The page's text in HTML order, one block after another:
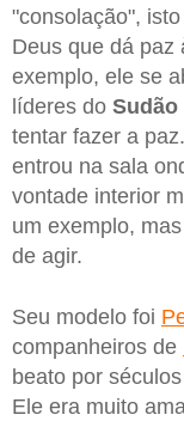
"consolação",
Deus que dá paz
exemplo, ele se
líderes do Sudão
tentar fazer a
entrou na sala
vontade interior
um exemplo,
de agir.
Seu modelo foi
companheiros de
beato por
Ele era muito